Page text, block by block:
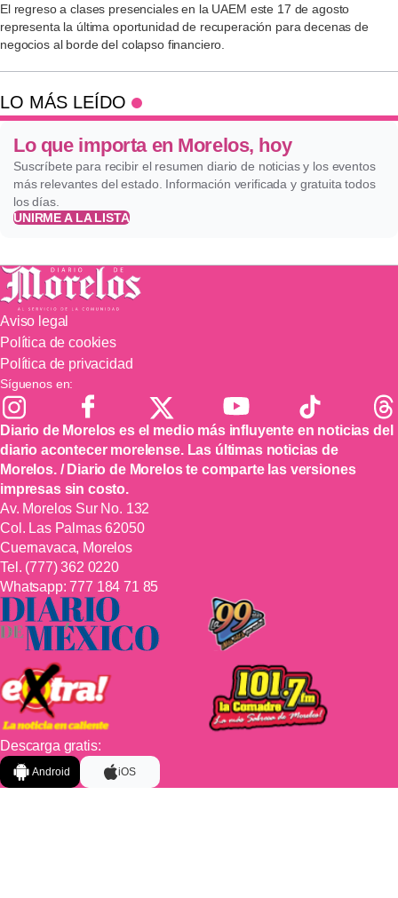
El regreso a clases presenciales en la UAEM este 17 de agosto
representa la última oportunidad de recuperación para decenas de
negocios al borde del colapso financiero.
LO MÁS LEÍDO
Lo que importa en Morelos, hoy
Suscríbete para recibir el resumen diario de noticias y los eventos
más relevantes del estado. Información verificada y gratuita todos
los días.
UNIRME A LA LISTA
Aviso legal
Política de cookies
Política de privacidad
Síguenos en:
Diario de Morelos es el medio más influyente en noticias del
diario acontecer morelense. Las últimas noticias de
Morelos. / Diario de Morelos te comparte las versiones
impresas sin costo.
Av. Morelos Sur No. 132
Col. Las Palmas 62050
Cuernavaca, Morelos
Tel. (777) 362 0220
Whatsapp:777 184 71 85
Descarga gratis:
Android iOS